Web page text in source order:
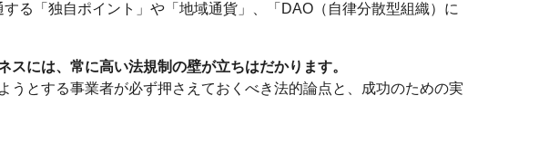
る「独自ポイント」や「地域通貨」、「DAO（自律分散型組織）に
には、常に高い法規制の壁が立ちはだかります。
うとする事業者が必ず押さえておくべき法的論点と、成功のための実